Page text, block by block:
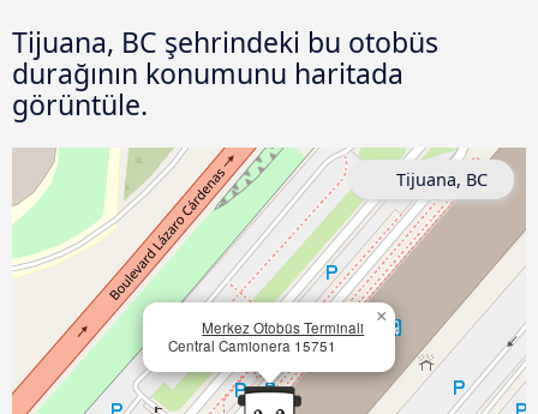
Tijuana, BC şehrindeki bu otobüs
durağının konumunu haritada
görüntüle.
Merkez Otobüs Terminali
Central Camionera 15751
×
Tijuana, BC